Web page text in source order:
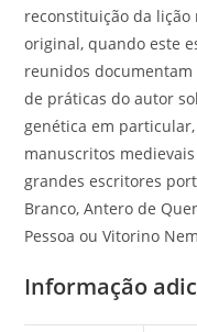
reconstituição da
original, quando este
reunidos
de práticas do autor
genética em
manuscritos
grandes escritores
Branco, Antero de
Pessoa ou Vitorino
Informação